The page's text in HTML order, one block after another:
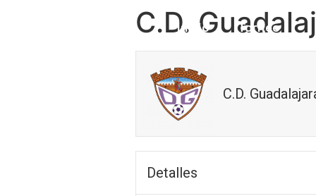
Inicio Torneo
C.D.
C.D.
Detalles